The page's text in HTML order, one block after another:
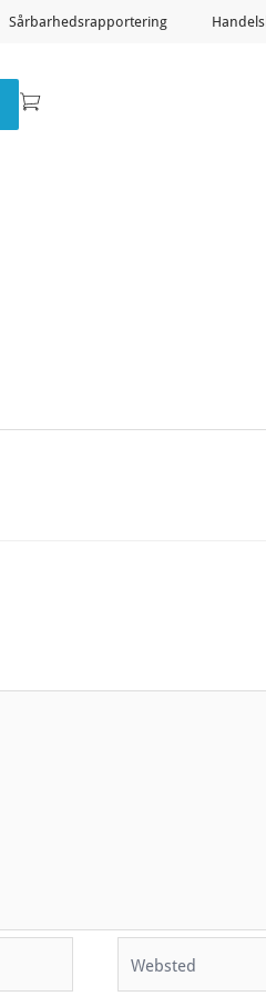
Sårbarhedsrapportering